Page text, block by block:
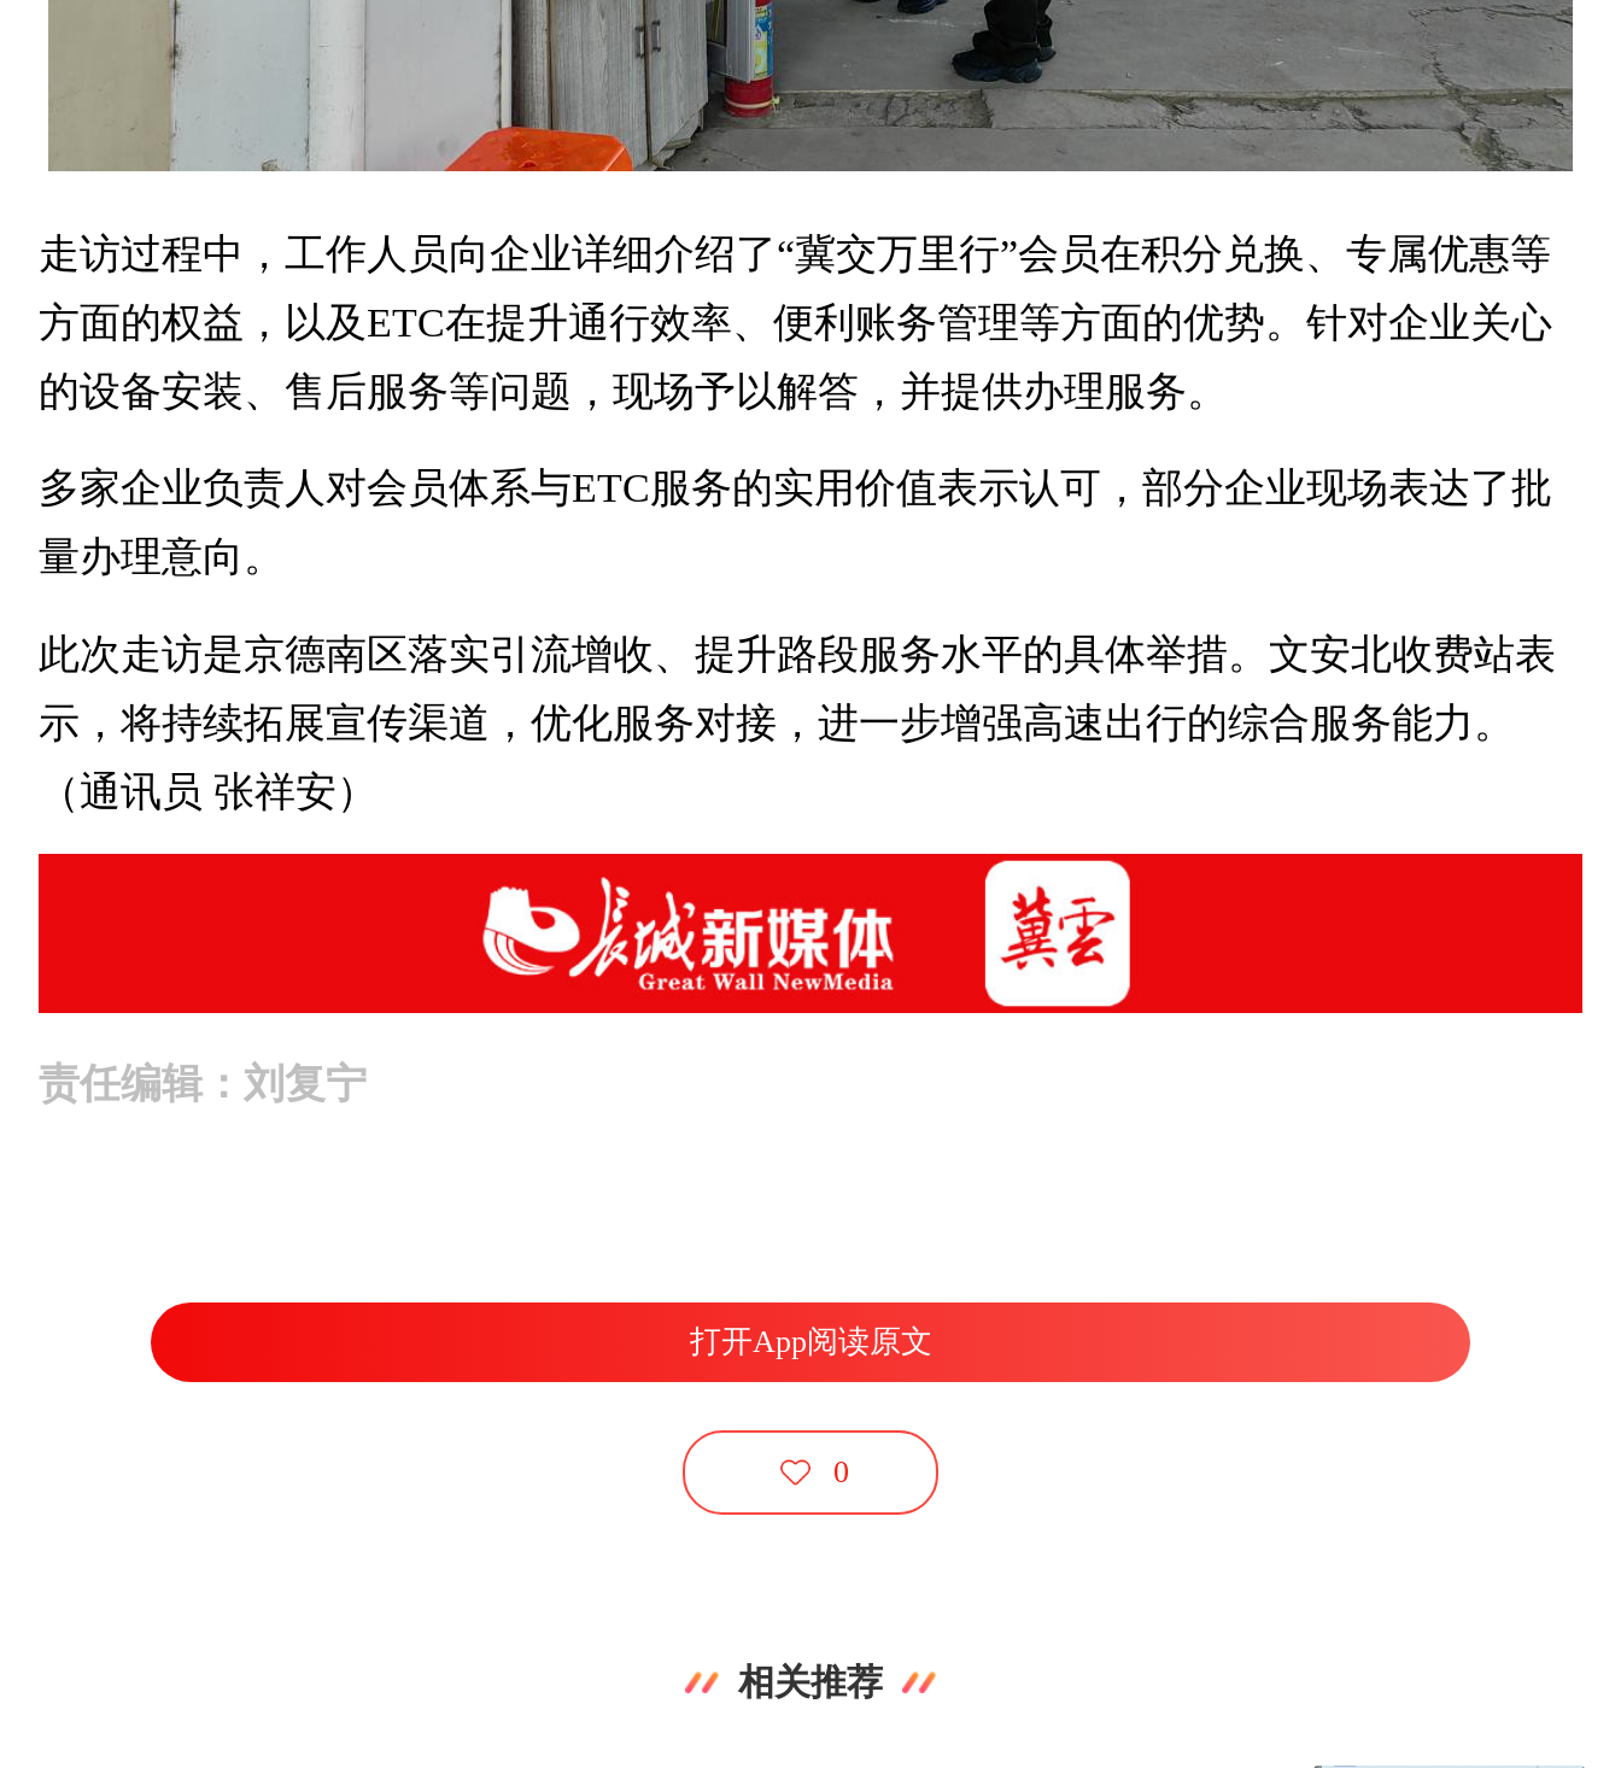
走访过程中，工作人员向企业详细介绍了“冀交万里行”会员在积分兑换、专属优惠等
方面的权益，以及ETC在提升通行效率、便利账务管理等方面的优势。针对企业关心
的设备安装、售后服务等问题，现场予以解答，并提供办理服务。
多家企业负责人对会员体系与ETC服务的实用价值表示认可，部分企业现场表达了批
量办理意向。
此次走访是京德南区落实引流增收、提升路段服务水平的具体举措。文安北收费站表
示，将持续拓展宣传渠道，优化服务对接，进一步增强高速出行的综合服务能力。
（通讯员 张祥安）
责任编辑：刘复宁
打开App阅读原文
0
相关推荐